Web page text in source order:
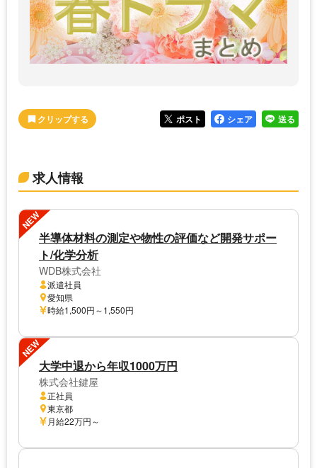
ポスト シェア 送る
求人情報
NEW
半導体材料の測定や物性の評価など開発サポー
ト/化学分析
WDB株式会社
派遣社員
愛知県
時給1,500円～1,550円
NEW
大学中退から年収1000万円
株式会社鍵屋
正社員
東京都
月給22万円～